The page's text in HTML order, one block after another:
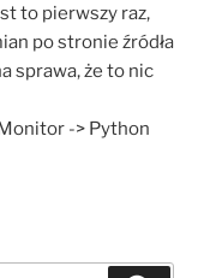
to pierwszy raz,
po stronie źródła
sprawa, że to nic
-> Python